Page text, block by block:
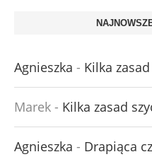
Agnieszka - Kilka
Marek - Kilka zasad
Agnieszka - Drapiąca